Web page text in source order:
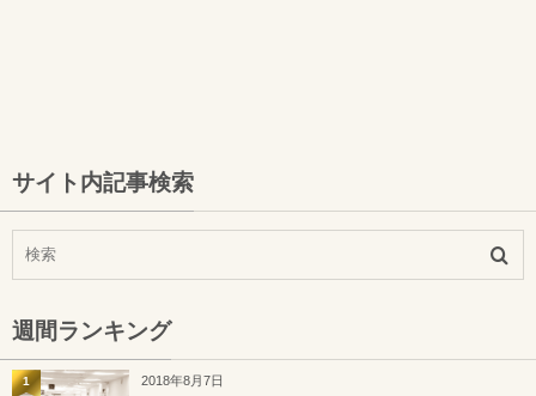
サイト内記事検索
週間ランキング
2018年8月7日
1